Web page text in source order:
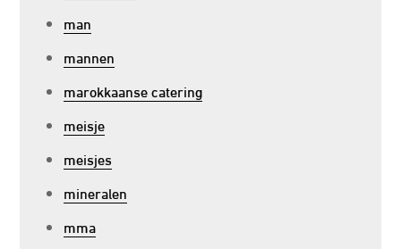
man
mannen
marokkaanse catering
meisje
meisjes
mineralen
mma